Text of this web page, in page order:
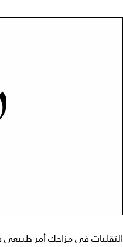
التقلبات في مزاجك أمر طبيعي